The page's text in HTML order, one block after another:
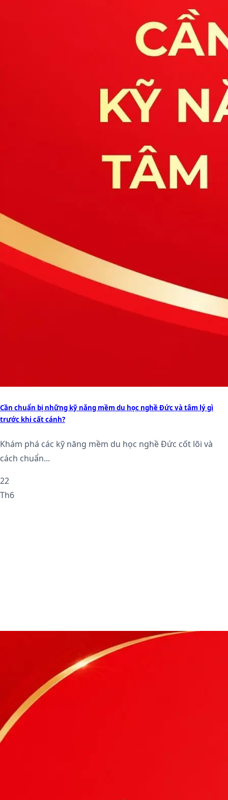
Cần chuẩn bị những kỹ năng mềm du học nghề Đức và tâm lý gì
trước khi cất cánh?
Khám phá các kỹ năng mềm du học nghề Đức cốt lõi và
cách chuẩn...
22
Th6